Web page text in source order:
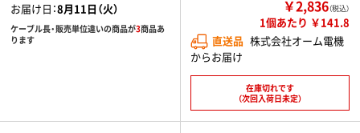
お届け日：8月11日（火）
ケーブル長・販売単位違いの商品が3商品あ
ります
￥2,836（税込）
1個あたり ￥141.8
直送品 株式会社オーム電機
からお届け
在庫切れです
（次回入荷日未定）